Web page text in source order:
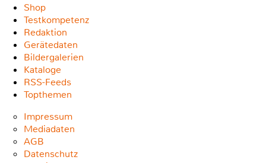
Shop
Testkompetenz
Redaktion
Gerätedaten
Bildergalerien
Kataloge
RSS-Feeds
Topthemen
Impressum
Mediadaten
AGB
Datenschutz